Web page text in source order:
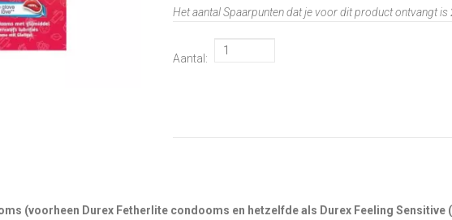
Het aantal Spaarpunten dat je voor dit product ontvangt is
Aantal:
(voorheen Durex Fetherlite condooms en hetzelfde als Durex Feeling Sensitive